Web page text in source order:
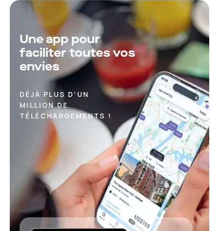
Une app pour
faciliter toutes vos
envies
DÉJÀ PLUS D'UN
MILLION DE
TÉLÉCHARGEMENTS !